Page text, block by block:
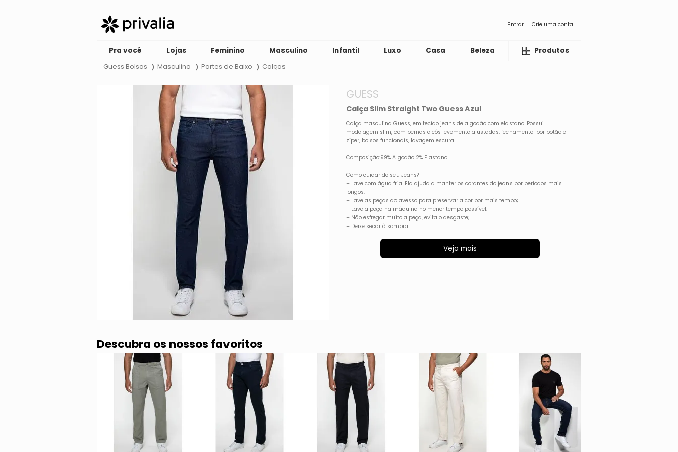
Entrar Crie uma conta
Pra você Lojas Feminino Masculino Infantil Luxo Casa Beleza LiquidaProdutos
Guess Bolsas Masculino Partes de Baixo Calças
GUESS
Calça Slim Straight Two Guess Azul
Calça masculina Guess, em tecido jeans de algodão com elastano. Possui
modelagem slim, com pernas e cós levemente ajustadas, fechamento por botão e
zíper, bolsos funcionais, lavagem escura.
Composição:99% Algodão 2% Elastano
Como cuidar do seu Jeans?
– Lave com água fria. Ela ajuda a manter os corantes do jeans por períodos mais
longos;
– Lave as peças do avesso para preservar a cor por mais tempo;
– Lave a peça na máquina no menor tempo possível;
– Não esfregar muito a peça, evita o desgaste;
– Deixe secar à sombra.
Veja mais
Descubra os nossos favoritos